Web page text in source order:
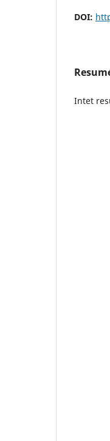
DOI:
Intet